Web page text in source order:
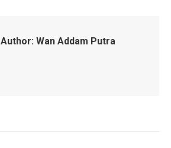
Author: Wan Addam Putra